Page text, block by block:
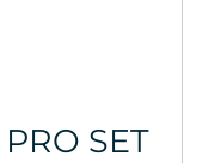
SET